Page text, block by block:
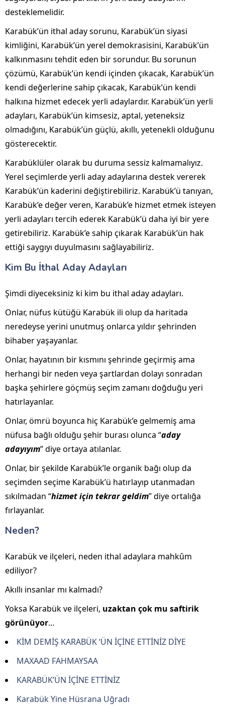
desteklemelidir.
Karabük’ün ithal aday sorunu, Karabük’ün siyasi
kimliğini, Karabük’ün yerel demokrasisini, Karabük’ün
kalkınmasını tehdit eden bir sorundur. Bu sorunun
çözümü, Karabük’ün kendi içinden çıkacak, Karabük’ün
kendi değerlerine sahip çıkacak, Karabük’ün kendi
halkına hizmet edecek yerli adaylardır. Karabük’ün yerli
adayları, Karabük’ün kimsesiz, aptal, yeteneksiz
olmadığını, Karabük’ün güçlü, akıllı, yetenekli olduğunu
gösterecektir.
Karabüklüler olarak bu duruma sessiz kalmamalıyız.
Yerel seçimlerde yerli aday adaylarına destek vererek
Karabük’ün kaderini değiştirebiliriz. Karabük’ü tanıyan,
Karabük’e değer veren, Karabük’e hizmet etmek isteyen
yerli adayları tercih ederek Karabük’ü daha iyi bir yere
getirebiliriz. Karabük’e sahip çıkarak Karabük’ün hak
ettiği saygıyı duyulmasını sağlayabiliriz.
Kim Bu İthal Aday Adayları
Şimdi diyeceksiniz ki kim bu ithal aday adayları.
Onlar, nüfus kütüğü Karabük ili olup da haritada
neredeyse yerini unutmuş onlarca yıldır şehrinden
bihaber yaşayanlar.
Onlar, hayatının bir kısmını şehrinde geçirmiş ama
herhangi bir neden veya şartlardan dolayı sonradan
başka şehirlere göçmüş seçim zamanı doğduğu yeri
hatırlayanlar.
Onlar, ömrü boyunca hiç Karabük’e gelmemiş ama
nüfusa bağlı olduğu şehir burası olunca “aday
adayıyım” diye ortaya atılanlar.
Onlar, bir şekilde Karabük’le organik bağı olup da
seçimden seçime Karabük’ü hatırlayıp utanmadan
sıkılmadan “hizmet için tekrar geldim” diye ortalığa
fırlayanlar.
Neden?
Karabük ve ilçeleri, neden ithal adaylara mahkûm
ediliyor?
Akıllı insanlar mı kalmadı?
Yoksa Karabük ve ilçeleri, uzaktan çok mu saftirik
görünüyor…
KİM DEMİŞ KARABÜK ‘ÜN İÇİNE ETTİNİZ DİYE
MAXAAD FAHMAYSAA
KARABÜK’ÜN İÇİNE ETTİNİZ
Karabük Yine Hüsrana Uğradı